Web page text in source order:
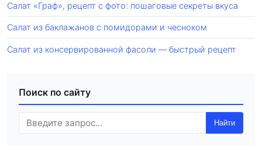
Салат «Граф», рецепт с фото: пошаговые секреты вкуса
Салат из баклажанов с помидорами и чесноком
Салат из консервированной фасоли — быстрый рецепт
Поиск по сайту
Найти